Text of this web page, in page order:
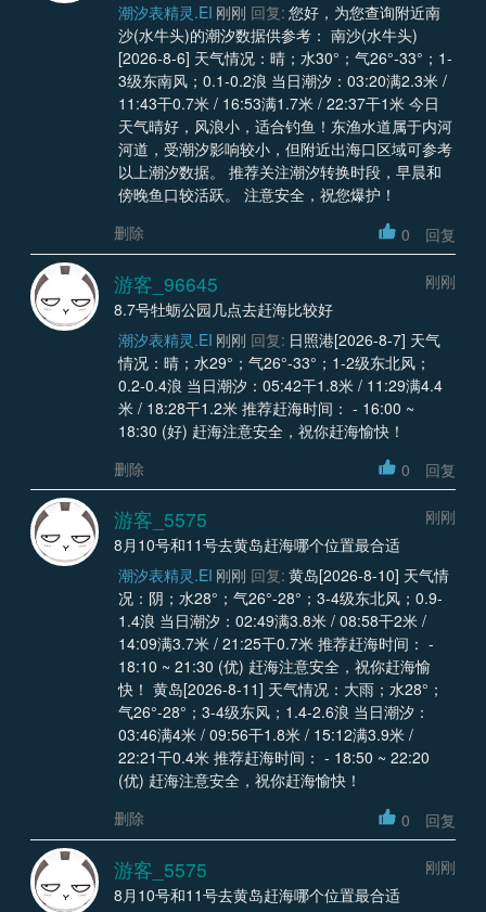
潮汐表精灵.EI 刚刚 回复: 您好，为您查询附近南
沙(水牛头)的潮汐数据供参考： 南沙(水牛头)
[2026-8-6] 天气情况：晴；水30°；气26°-33°；1-
3级东南风；0.1-0.2浪 当日潮汐：03:20满2.3米 /
11:43干0.7米 / 16:53满1.7米 / 22:37干1米 今日
天气晴好，风浪小，适合钓鱼！东渔水道属于内河
河道，受潮汐影响较小，但附近出海口区域可参考
以上潮汐数据。 推荐关注潮汐转换时段，早晨和
傍晚鱼口较活跃。 注意安全，祝您爆护！
删除
0 回复
游客_96645
刚刚
8.7号牡蛎公园几点去赶海比较好
潮汐表精灵.EI 刚刚 回复: 日照港[2026-8-7] 天气
情况：晴；水29°；气26°-33°；1-2级东北风；
0.2-0.4浪 当日潮汐：05:42干1.8米 / 11:29满4.4
米 / 18:28干1.2米 推荐赶海时间： - 16:00 ~
18:30 (好) 赶海注意安全，祝你赶海愉快！
删除
0 回复
游客_5575
刚刚
8月10号和11号去黄岛赶海哪个位置最合适
潮汐表精灵.EI 刚刚 回复: 黄岛[2026-8-10] 天气情
况：阴；水28°；气26°-28°；3-4级东北风；0.9-
1.4浪 当日潮汐：02:49满3.8米 / 08:58干2米 /
14:09满3.7米 / 21:25干0.7米 推荐赶海时间： -
18:10 ~ 21:30 (优) 赶海注意安全，祝你赶海愉
快！ 黄岛[2026-8-11] 天气情况：大雨；水28°；
气26°-28°；3-4级东风；1.4-2.6浪 当日潮汐：
03:46满4米 / 09:56干1.8米 / 15:12满3.9米 /
22:21干0.4米 推荐赶海时间： - 18:50 ~ 22:20
(优) 赶海注意安全，祝你赶海愉快！
删除
0 回复
游客_5575
刚刚
8月10号和11号去黄岛赶海哪个位置最合适